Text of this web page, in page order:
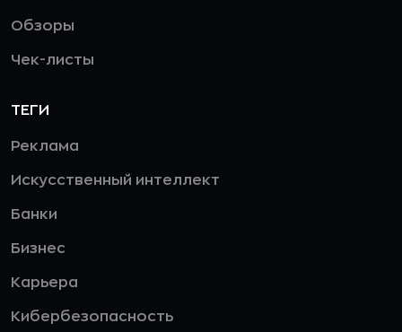
Обзоры
Чек-листы
ТЕГИ
Реклама
Искусственный интеллект
Банки
Бизнес
Карьера
Кибербезопасность